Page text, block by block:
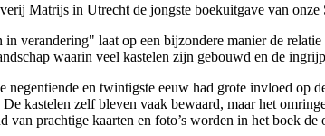
Matrijs in Utrecht de jongste boekuitgave van
verandering" laat op een bijzondere manier de
waarin veel kastelen zijn gebouwd en de
negentiende en twintigste eeuw had grote invloed op
kastelen zelf bleven vaak bewaard, maar het
van prachtige kaarten en foto’s worden in het boek